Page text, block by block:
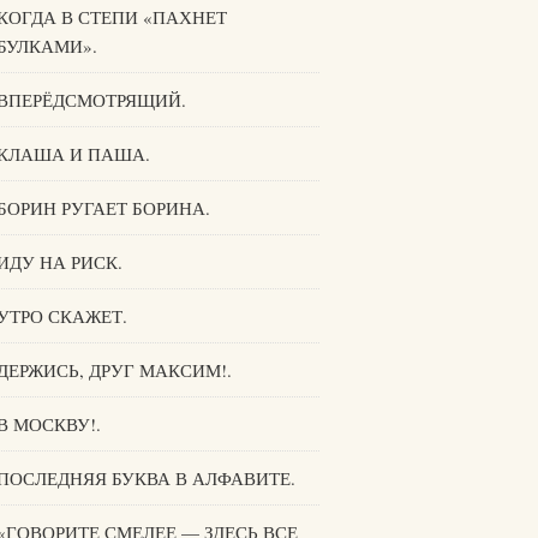
В СТЕПИ «ПАХНЕТ
И ПАША.
РУГАЕТ БОРИНА.
НА РИСК.
СКАЖЕТ.
ДРУГ МАКСИМ!.
МОСКВУ!.
БУКВА В АЛФАВИТЕ.
СМЕЛЕЕ — ЗДЕСЬ ВСЕ